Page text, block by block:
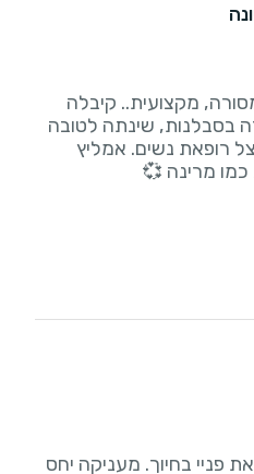
מקצועית.. קיבלה
בסבלנות, שינתה לטובה
רופאת נשים. אמליץ
כמו מרינה 💞
פניי בחיוך. מעניקה יחס